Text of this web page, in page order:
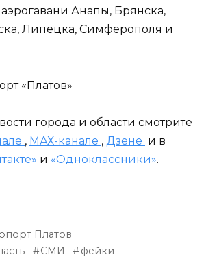
Анапы, Брянска,
Липецка, Симферополя и
«Платов»
города и области смотрите
, МАХ-канале , Дзене и в
и «Одноклассники».
Платов
СМИ фейки